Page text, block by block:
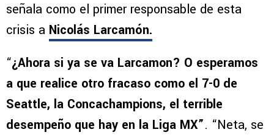
señala como el primer responsable de esta
crisis a Nicolás Larcamón.
“¿Ahora si ya se va Larcamon? O esperamos
a que realice otro fracaso como el 7-0 de
Seattle, la Concachampions, el terrible
desempeño que hay en la Liga MX”. “Neta, se